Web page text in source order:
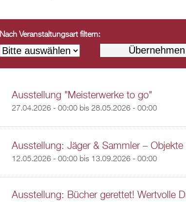
Nach Veranstaltungsart filtern:
Ausstellung "Meisterwerke to go"
27.04.2026 - 00:00bis 28.05.2026 - 00:00
Ausstellung: Jäger & Sammler – Objekte
12.05.2026 - 00:00bis 13.09.2026 - 00:00
Ausstellung: Bücher gerettet! Wertvolle